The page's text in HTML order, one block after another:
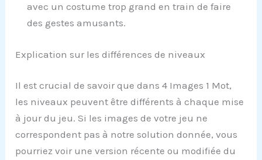
avec un costume trop grand en train de faire
des gestes amusants.
Explication sur les différences de niveaux
Il est crucial de savoir que dans 4 Images 1 Mot,
les niveaux peuvent être différents à chaque mise
à jour du jeu. Si les images de votre jeu ne
correspondent pas à notre solution donnée, vous
pourriez voir une version récente ou modifiée du